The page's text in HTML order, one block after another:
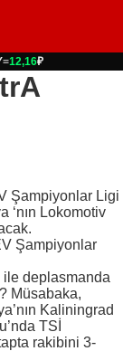
=12,16₽
Şampiyonlar Ligi
‘nın Lokomotiv
Şampiyonlar
ile deplasmanda
Müsabaka,
Kaliningrad
TSİ
rakibini 3-